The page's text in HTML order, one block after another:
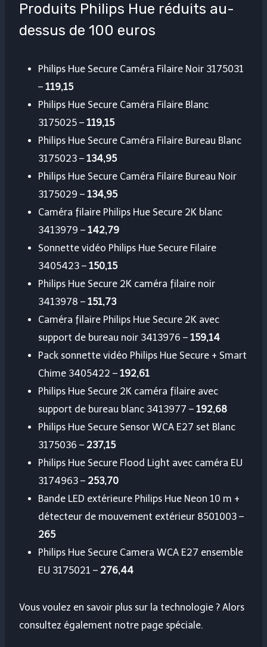
Produits Philips Hue réduits au-
dessus de 100 euros
Philips Hue Secure Caméra Filaire Noir 3175031
– 119,15
Philips Hue Secure Caméra Filaire Blanc
3175025 – 119,15
Philips Hue Secure Caméra Filaire Bureau Blanc
3175023 – 134,95
Philips Hue Secure Caméra Filaire Bureau Noir
3175029 – 134,95
Caméra filaire Philips Hue Secure 2K blanc
3413979 – 142,79
Sonnette vidéo Philips Hue Secure Filaire
3405423 – 150,15
Philips Hue Secure 2K caméra filaire noir
3413978 – 151,73
Caméra filaire Philips Hue Secure 2K avec
support de bureau noir 3413976 – 159,14
Pack sonnette vidéo Philips Hue Secure + Smart
Chime 3405422 – 192,61
Philips Hue Secure 2K caméra filaire avec
support de bureau blanc 3413977 – 192,68
Philips Hue Secure Sensor WCA E27 set Blanc
3175036 – 237,15
Philips Hue Secure Flood Light avec caméra EU
3174963 – 253,70
Bande LED extérieure Philips Hue Neon 10 m +
détecteur de mouvement extérieur 8501003 –
265
Philips Hue Secure Camera WCA E27 ensemble
EU 3175021 – 276,44
Vous voulez en savoir plus sur la technologie ? Alors
consultez également notre page spéciale.